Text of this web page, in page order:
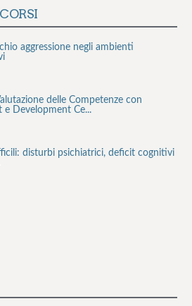
aggressione negli ambienti
delle Competenze con
e Development Ce...
disturbi psichiatrici, deficit cognitivi